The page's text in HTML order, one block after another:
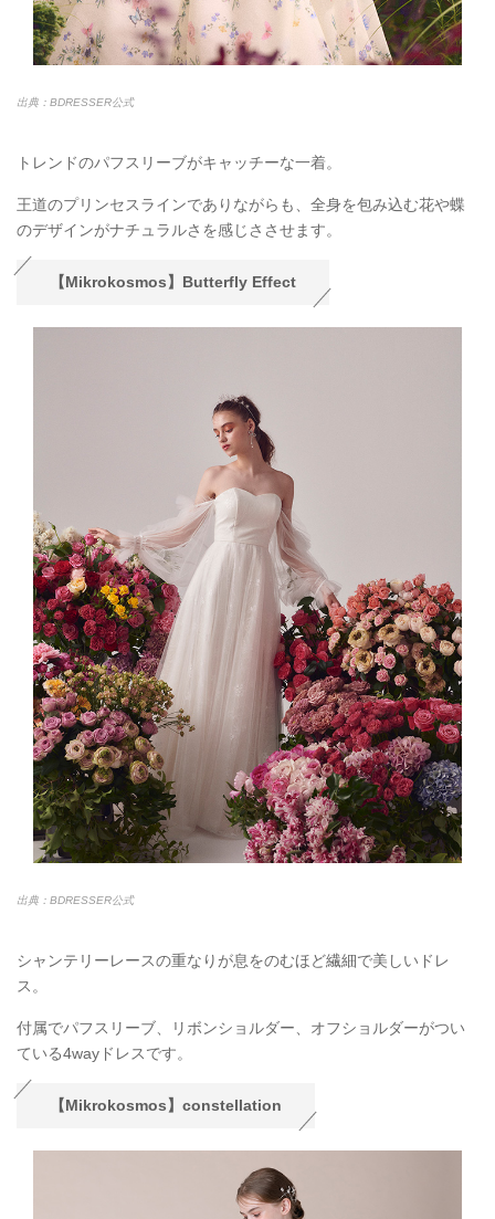
出典：BDRESSER公式
トレンドのパフスリーブがキャッチーな一着。
王道のプリンセスラインでありながらも、全身を包み込む花や蝶
のデザインがナチュラルさを感じささせます。
【Mikrokosmos】Butterfly Effect
出典：BDRESSER公式
シャンテリーレースの重なりが息をのむほど繊細で美しいドレ
ス。
付属でパフスリーブ、リボンショルダー、オフショルダーがつい
ている4wayドレスです。
【Mikrokosmos】constellation